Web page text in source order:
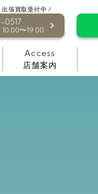
張買取受付中 /
〜19:00
Access
店舗案内